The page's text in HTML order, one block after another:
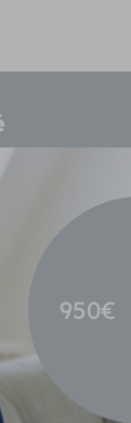
950€